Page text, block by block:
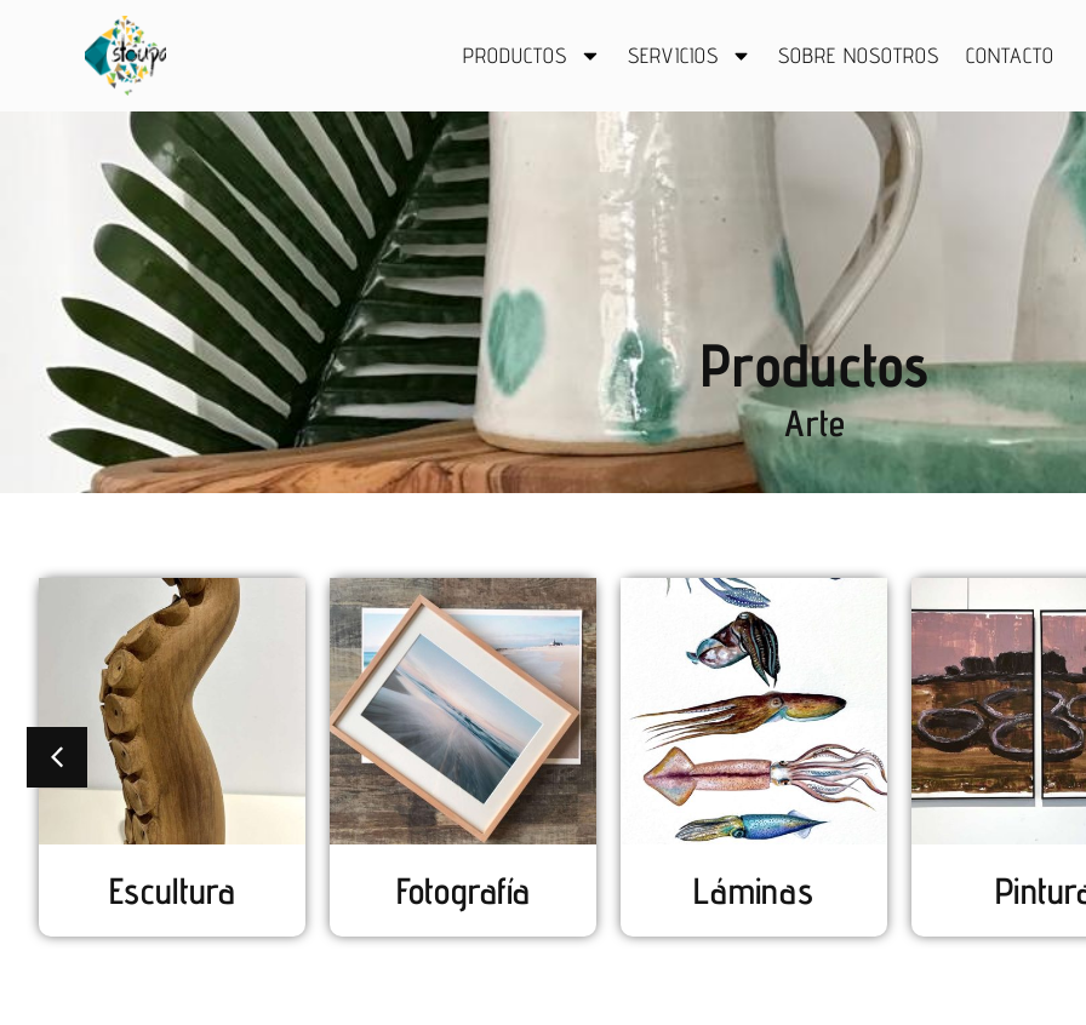
PRODUCTOS SERVICIOS SOBRE NOSOTROS CONTACTO
Productos
Arte
Escultura Fotografía Láminas